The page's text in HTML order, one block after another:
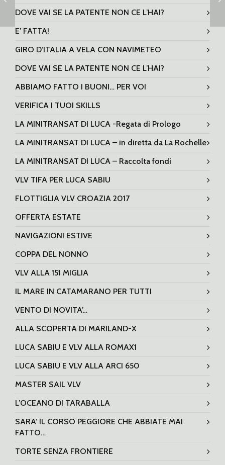
DOVE VAI SE LA PATENTE NON CE L’HAI?
E’ FATTA!
GIRO D’ITALIA A VELA CON NAVIMETEO
DOVE VAI SE LA PATENTE NON CE L’HAI?
ABBIAMO FATTO I BUONI… PER VOI
VERIFICA I TUOI SKILLS
LA MINITRANSAT DI LUCA -Regata di Prologo
LA MINITRANSAT DI LUCA – in diretta da La Rochelle
LA MINITRANSAT DI LUCA – Raccolta fondi
VLV TIFA PER LUCA SABIU
FLOTTIGLIA VLV CROAZIA 2017
OFFERTA ESTATE
NAVIGAZIONI ESTIVE
COPPA DEL NONNO
VLV ALLA 151 MIGLIA
IL MARE IN CATAMARANO PER TUTTI
VENTO DI NOVITA’…
ALLA SCOPERTA DI MARILAND-X
LUCA SABIU E VLV ALLA ROMAX1
LUCA SABIU E VLV ALLA ARCI 650
MASTER SAIL VLV
L’OCEANO DI TARABALLA
SARA’ IL CORSO PEGGIORE CHE ABBIATE MAI
FATTO…
TORTE SENZA FRONTIERE